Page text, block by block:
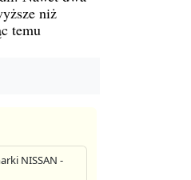
niż
temu
NISSAN -